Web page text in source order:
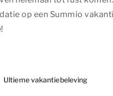
op een Summio
Ultieme vakantiebeleving